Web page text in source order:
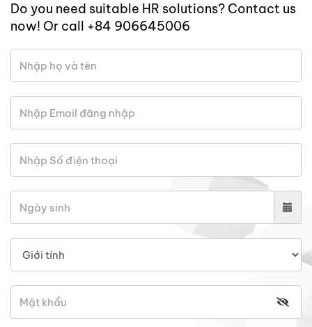
Do you need suitable HR solutions? Contact us
now! Or call +84 906645006